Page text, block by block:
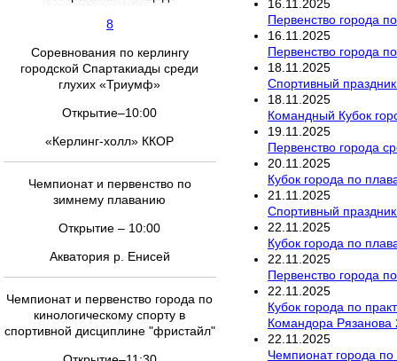
8
Соревнования по керлингу
городской Спартакиады среди
глухих «Триумф»
Открытие–10:00
«Керлинг-холл» ККОР
Чемпионат и первенство по
зимнему плаванию
Открытие – 10:00
Акватория р. Енисей
Чемпионат и первенство города по
кинологическому спорту в
спортивной дисциплине "фристайл"
16 11 2025
Первенство города
16 11 2025
Первенство города
18 11 2025
Спортивный
18 11 2025
Командный Кубок
19 11 2025
Первенство города
20 11 2025
Кубок города по
21 11 2025
Спортивный
22 11 2025
Кубок города по
22 11 2025
Первенство города
22 11 2025
Кубок города по
Командора Рязанова
22 11 2025
Чемпионат города